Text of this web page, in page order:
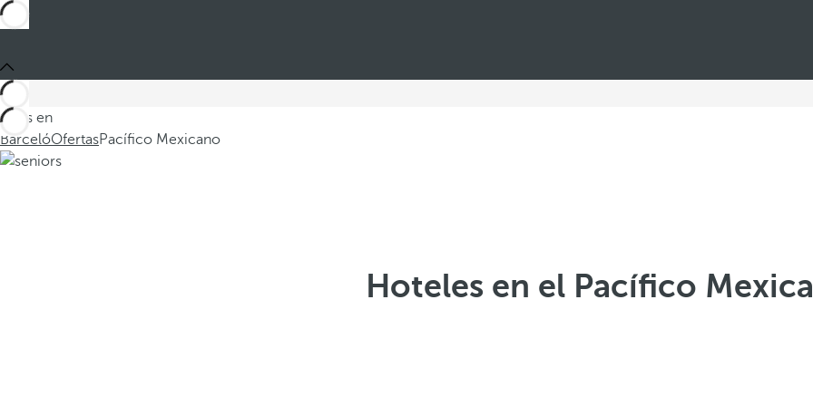
Estás en
BarcelóOfertasPacífico Mexicano
Hoteles en el Pacífico